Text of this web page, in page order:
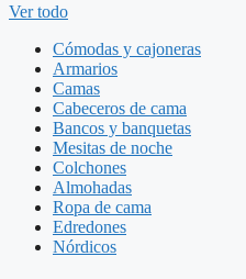
Ver todo
Cómodas y cajoneras
Armarios
Camas
Cabeceros de cama
Bancos y banquetas
Mesitas de noche
Colchones
Almohadas
Ropa de cama
Edredones
Nórdicos